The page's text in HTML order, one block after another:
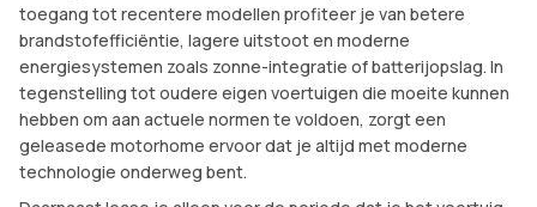
toegang tot recentere modellen profiteer je van betere
brandstofefficiëntie, lagere uitstoot en moderne
energiesystemen zoals zonne-integratie of batterijopslag. In
tegenstelling tot oudere eigen voertuigen die moeite kunnen
hebben om aan actuele normen te voldoen, zorgt een
geleasede motorhome ervoor dat je altijd met moderne
technologie onderweg bent.